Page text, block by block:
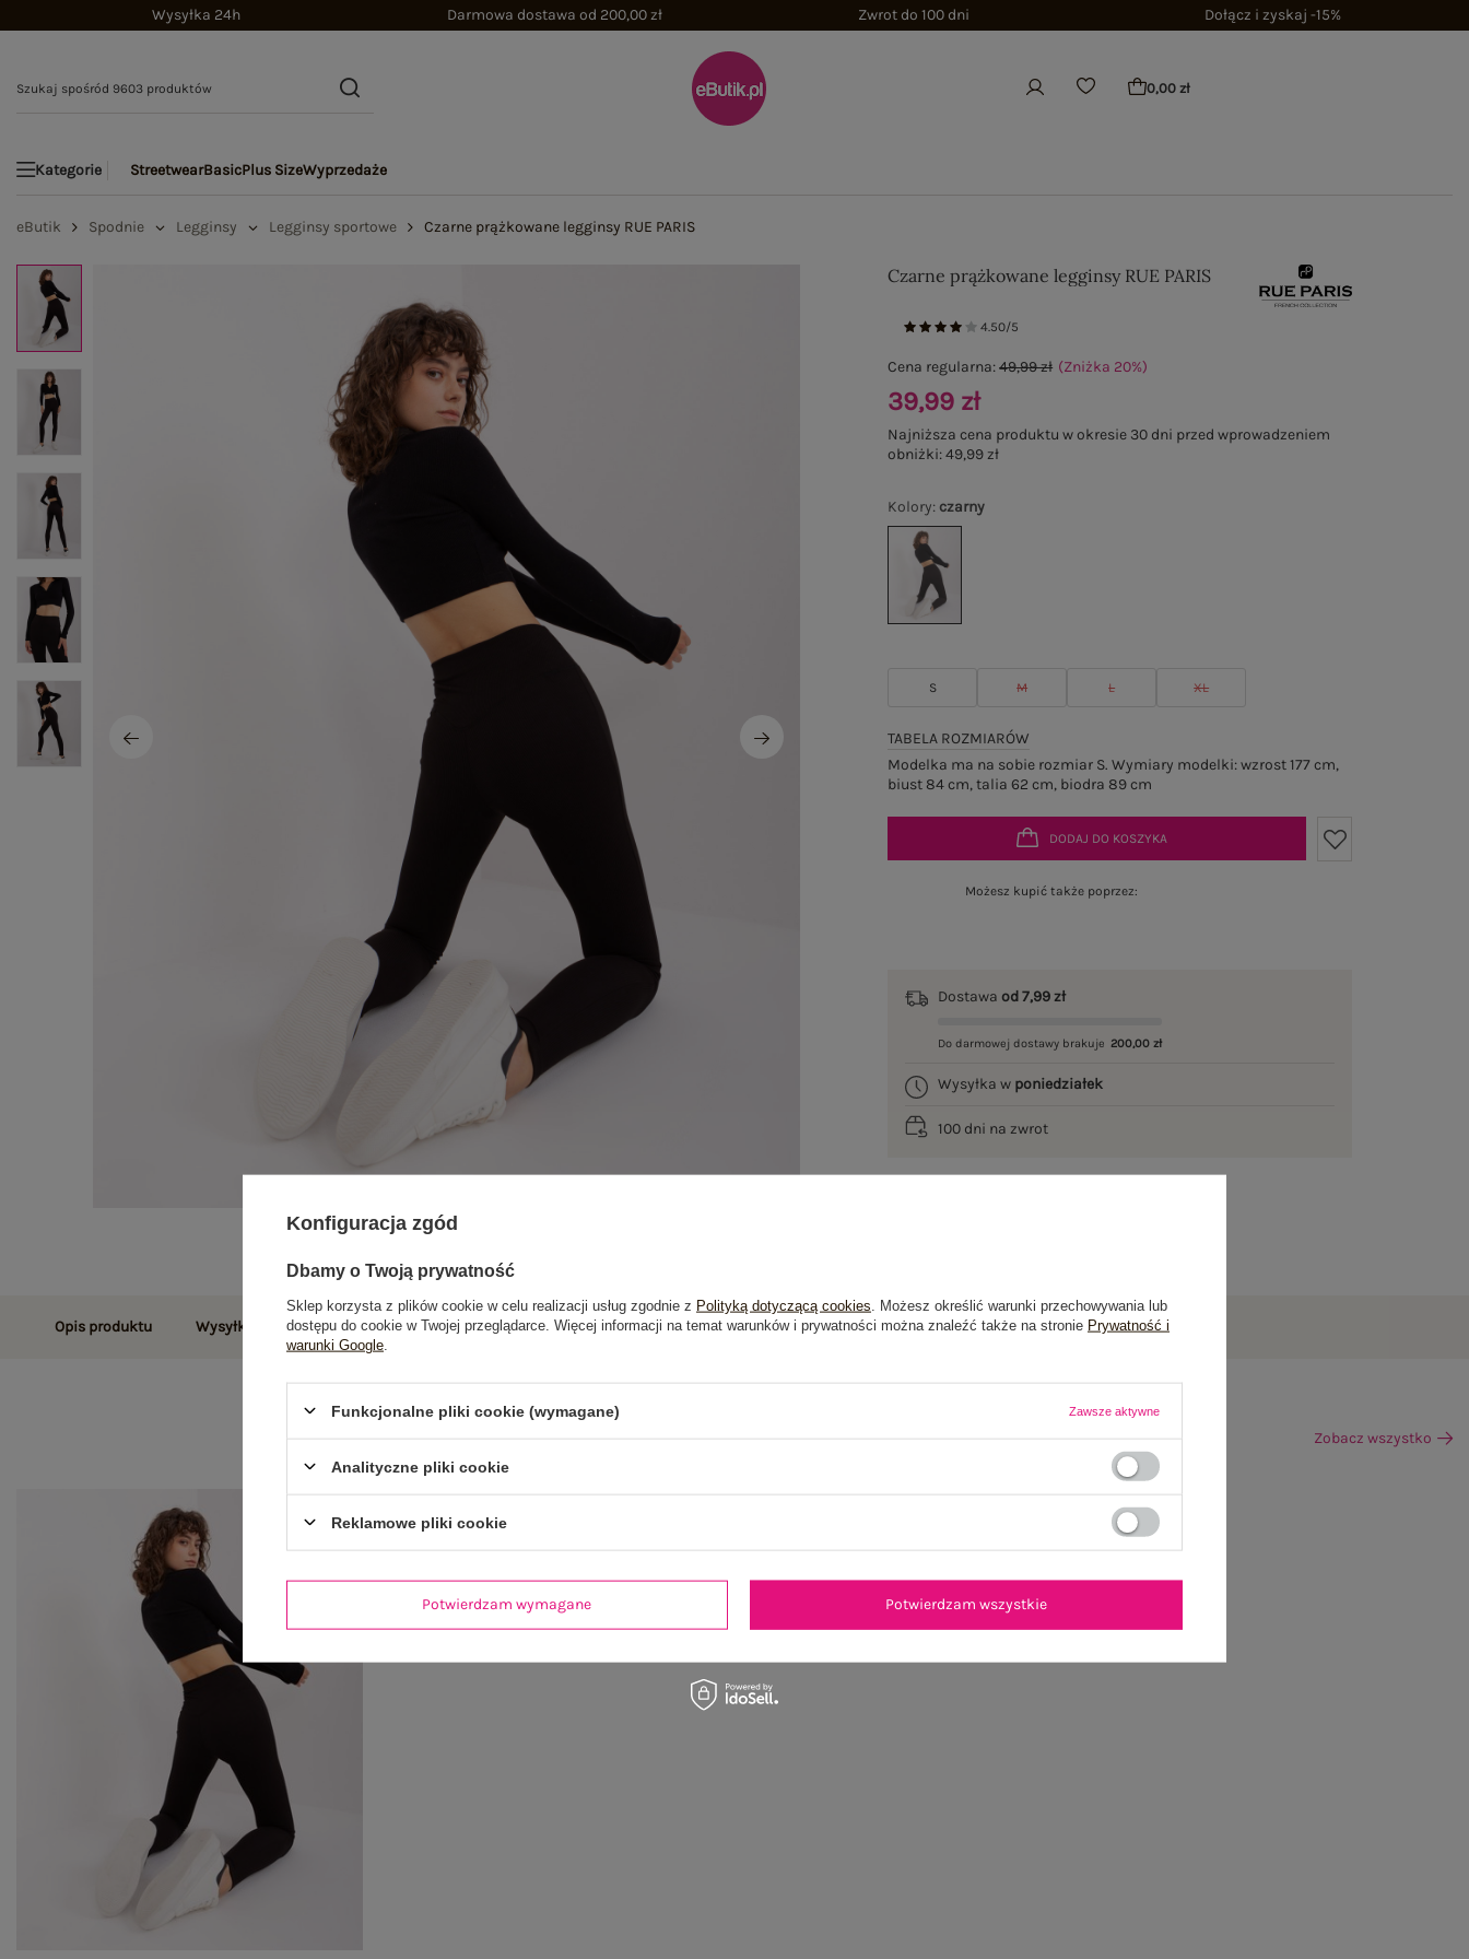
Wysyłka 24h Darmowa dostawa od 200,00 zł Zwrot do 100 dni Dołącz i zyskaj -15%
0,00 zł
Kategorie StreetwearBasicPlus SizeWyprzedaże
eButik Spodnie Legginsy Legginsy sportowe Czarne prążkowane legginsy RUE PARIS
Czarne prążkowane legginsy RUE PARIS
4.50/5
Kolory: czarny
S M L XL
TABELA ROZMIARÓW
Modelka ma na sobie rozmiar S. Wymiary modelki: wzrost 177 cm,
biust 84 cm, talia 62 cm, biodra 89 cm
Cena regularna:49,99 zł (Zniżka 20%)
39,99 zł
Najniższa cena produktu w okresie 30 dni przed wprowadzeniem
obniżki:49,99 zł
DODAJ DO KOSZYKA
Możesz kupić także poprzez:
Dostawaod 7,99 zł
Do darmowej dostawy brakuje 200,00 zł
Wysyłka w poniedziałek
100 dni na zwrot
Opis produktu Wysyłka i dostawa Zwroty i reklamacje Opinie o produkcie(2)
Zobacz wszystko
Konfiguracja zgód
Dbamy o Twoją prywatność
Sklep korzysta z plików cookie w celu realizacji usług zgodnie z Polityką dotyczącą cookies . Możesz określić warunki przechowywania lub
dostępu do cookie w Twojej przeglądarce. Więcej informacji na temat warunków i prywatności można znaleźć także na stronie Prywatność i
warunki Google
Funkcjonalne pliki cookie (wymagane) Zawsze aktywne
Analityczne pliki cookie
Reklamowe pliki cookie
Potwierdzam wymagane Potwierdzam wszystkie